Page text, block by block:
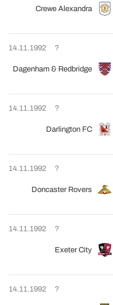
Crewe Alexandra
14.11.1992 ?
Dagenham & Redbridge
14.11.1992 ?
Darlington FC
14.11.1992 ?
Doncaster Rovers
14.11.1992 ?
Exeter City
14.11.1992 ?